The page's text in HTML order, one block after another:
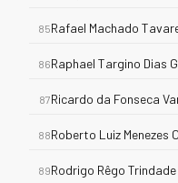
85Rafael Machado
86Raphael Targino Dias
87Ricardo da Fonseca
88Roberto Luiz Menezes
89Rodrigo Rêgo